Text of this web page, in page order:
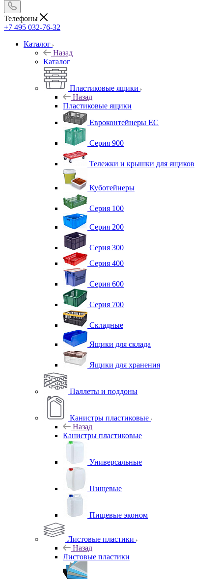
Телефоны
+7 495 032-76-32
Каталог
Назад
Каталог
Пластиковые ящики
Назад
Пластиковые ящики
Евроконтейнеры ЕС
Серия 900
Тележки и крышки для ящиков
Куботейнеры
Серия 100
Серия 200
Серия 300
Серия 400
Серия 600
Серия 700
Складные
Ящики для склада
Ящики для хранения
Паллеты и поддоны
Канистры пластиковые
Назад
Канистры пластиковые
Универсальные
Пищевые
Пищевые эконом
Листовые пластики
Назад
Листовые пластики